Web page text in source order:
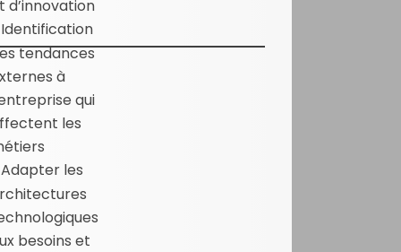
d’innovation
Identification
tendances
à
qui
les
Adapter les
besoins et